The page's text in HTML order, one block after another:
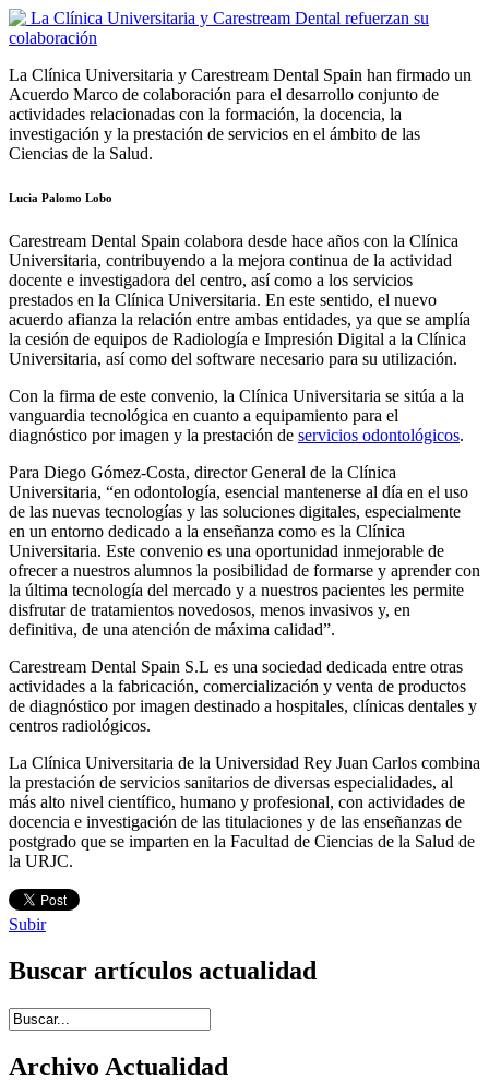
La Clínica Universitaria y Carestream Dental Spain han firmado un
Acuerdo Marco de colaboración para el desarrollo conjunto de
actividades relacionadas con la formación, la docencia, la
investigación y la prestación de servicios en el ámbito de las
Ciencias de la Salud.
Lucia Palomo Lobo
Carestream Dental Spain colabora desde hace años con la Clínica
Universitaria, contribuyendo a la mejora continua de la actividad
docente e investigadora del centro, así como a los servicios
prestados en la Clínica Universitaria. En este sentido, el nuevo
acuerdo afianza la relación entre ambas entidades, ya que se amplía
la cesión de equipos de Radiología e Impresión Digital a la Clínica
Universitaria, así como del software necesario para su utilización.
Con la firma de este convenio, la Clínica Universitaria se sitúa a la
vanguardia tecnológica en cuanto a equipamiento para el
diagnóstico por imagen y la prestación de servicios odontológicos.
Para Diego Gómez-Costa, director General de la Clínica
Universitaria, “en odontología, esencial mantenerse al día en el uso
de las nuevas tecnologías y las soluciones digitales, especialmente
en un entorno dedicado a la enseñanza como es la Clínica
Universitaria. Este convenio es una oportunidad inmejorable de
ofrecer a nuestros alumnos la posibilidad de formarse y aprender con
la última tecnología del mercado y a nuestros pacientes les permite
disfrutar de tratamientos novedosos, menos invasivos y, en
definitiva, de una atención de máxima calidad”.
Carestream Dental Spain S.L es una sociedad dedicada entre otras
actividades a la fabricación, comercialización y venta de productos
de diagnóstico por imagen destinado a hospitales, clínicas dentales y
centros radiológicos.
La Clínica Universitaria de la Universidad Rey Juan Carlos combina
la prestación de servicios sanitarios de diversas especialidades, al
más alto nivel científico, humano y profesional, con actividades de
docencia e investigación de las titulaciones y de las enseñanzas de
postgrado que se imparten en la Facultad de Ciencias de la Salud de
la URJC.
Subir
Buscar artículos actualidad
Introduce términos de búsqueda
Archivo Actualidad